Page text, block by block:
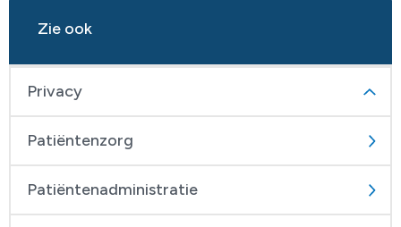
Zie ook
Privacy
Patiëntenzorg
Patiëntenadministratie